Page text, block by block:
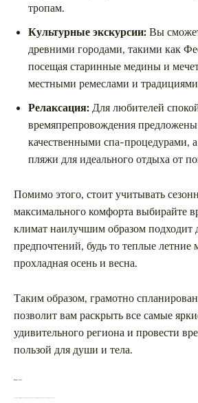
тропам.
Культурные экскурсии:Вы
древними городами, такими как
посещая старинные медины и
местными ремеслами и
Релаксация:Для любителей
времяпрепровождения
качественными спа-процедурами,
пляжи для идеального отдыха от
Помимо этого, стоит учитывать
максимального комфорта выбирайте
климат наилучшим образом подходит
предпочтений, будь то теплые летние
прохладная осень и весна.
Таким образом, грамотно
позволит вам раскрыть все самые
удивительного региона и провести
пользой для души и тела.
Вопрос-ответ: